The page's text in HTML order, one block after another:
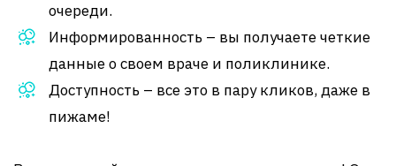
очереди.
Информированность – вы получаете четкие
данные о своем враче и поликлинике.
Доступность – все это в пару кликов, даже в
пижаме!